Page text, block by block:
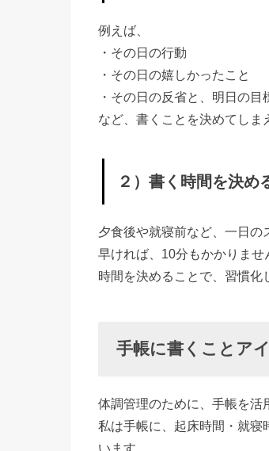
◎
可
愛
房
を
活
用
»
書
く
例えば、
・その日の行動
・その日の嬉しかったこと
・その日の反省と、明日の目
など、書くことを決めてしま
２）書く時間を決め
夕食後や就寝前など、一日の
早ければ、10分もかかりませ
時間を決めることで、習慣化
手帳に書くことア
体調管理のために、手帳を活
私は手帳に、起床時間・就寝